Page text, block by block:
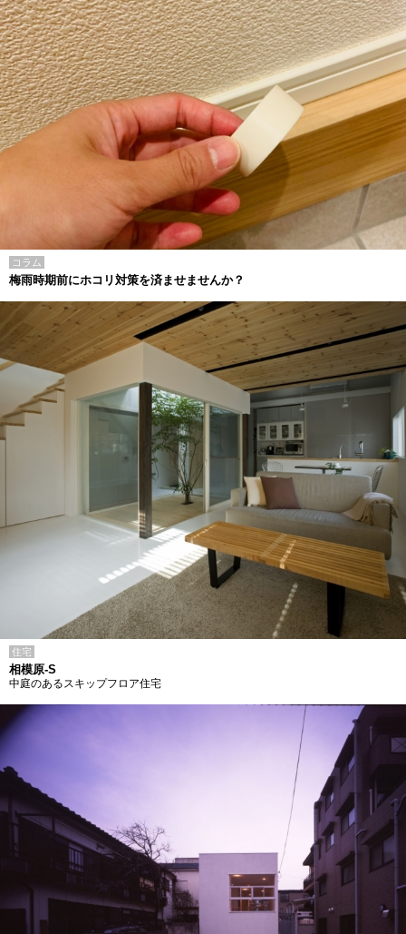
コラム
梅雨時期前にホコリ対策を済ませませんか？
住宅
相模原-S
中庭のあるスキップフロア住宅